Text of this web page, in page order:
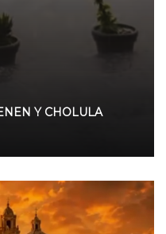
Y CHOLULA